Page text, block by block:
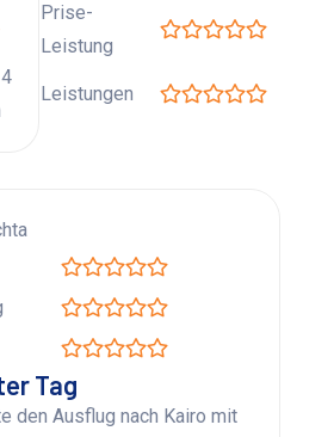
Prise-
Leistung
Leistungen
Tag
den Ausflug nach Kairo mit